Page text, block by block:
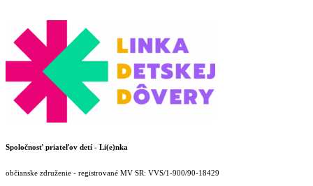
Spoločnosť priateľov detí - Li(e)nka
občianske združenie - registrované MV SR: VVS/1-900/90-18429